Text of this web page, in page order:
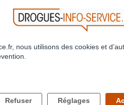
ET VOUS LES
nous utilisons des cookies et
Refuser Réglages